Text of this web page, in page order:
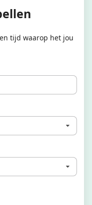
tijd waarop het jou